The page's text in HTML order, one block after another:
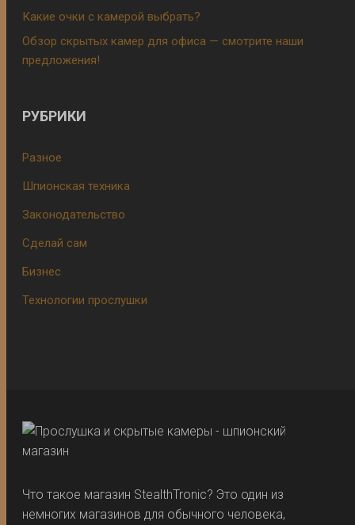
Какие очки с камерой выбрать?
Обзор скрытых камер для офиса — смотрите наши
предложения!
РУБРИКИ
Разное
Шпионская техника
Законодательство
Сделай сам
Бизнес
Технологии прослушки
Что такое магазин StealthTronic? Это один из
немногих магазинов для обычного человека,